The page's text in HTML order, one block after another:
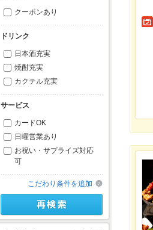
クーポンあり
ドリンク
日本酒充実
焼酎充実
カクテル充実
サービス
カードOK
日曜営業あり
お祝い・サプライズ対応
可
こだわり条件を追加